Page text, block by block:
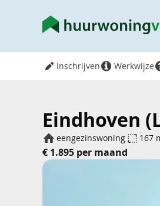
Inschrijven Werkwijze
Eindhoven
eengezinswoning 167
€ 1.895 per maand